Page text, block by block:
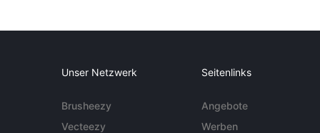
Unser Netzwerk
Brusheezy
Vecteezy
Seitenlinks
Angebote
Werben